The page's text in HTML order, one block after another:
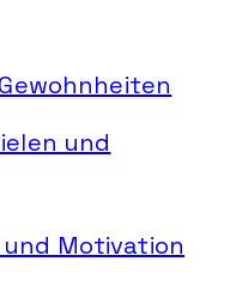
und
Motivation